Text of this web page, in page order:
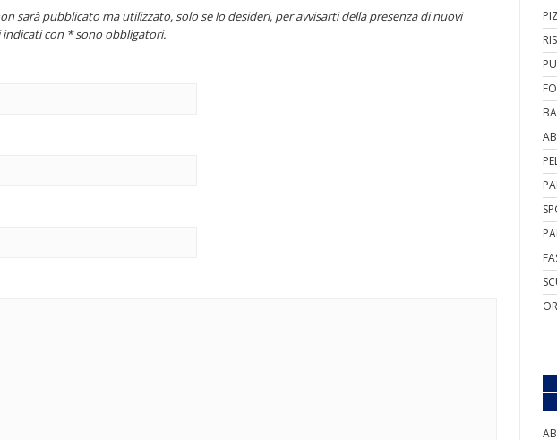
sarà pubblicato ma utilizzato, solo se lo desideri, per avvisarti della presenza di nuovi
con * sono obbligatori.